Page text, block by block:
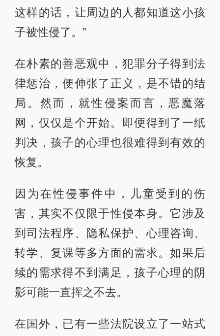
这样的话，让周边的人都知道这小孩
子被性侵了。”
在朴素的善恶观中，犯罪分子得到法
律惩治，便伸张了正义，是不错的结
局。然而，就性侵案而言，恶魔落
网，仅仅是个开始。即便得到了一纸
判决，孩子的心理也很难得到有效的
恢复。
因为在性侵事件中，儿童受到的伤
害，其实不仅限于性侵本身。它涉及
到司法程序、隐私保护、心理咨询、
转学、复课等多方面的需求。如果后
续的需求得不到满足，孩子心理的阴
影可能一直挥之不去。
在国外，已有一些法院设立了一站式